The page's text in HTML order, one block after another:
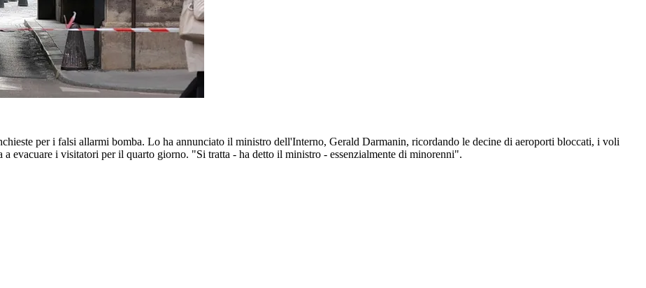
per i falsi allarmi bomba. Lo ha annunciato il ministro dell'Interno, Gerald Darmanin, ricordando le decine di aeroporti bloccati, i voli
evacuare i visitatori per il quarto giorno. "Si tratta - ha detto il ministro - essenzialmente di minorenni".